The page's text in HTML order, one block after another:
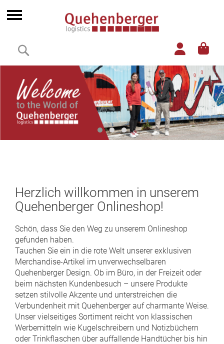
zum
Navigation
Herzlich willkommen in unserem
Quehenberger Onlineshop!
Schön, dass Sie den Weg zu unserem Onlineshop
gefunden haben.
Tauchen Sie ein in die rote Welt unserer exklusiven
Merchandise-Artikel im unverwechselbaren
Quehenberger Design. Ob im Büro, in der Freizeit oder
beim nächsten Kundenbesuch – unsere Produkte
setzen stilvolle Akzente und unterstreichen die
Verbundenheit mit Quehenberger auf charmante Weise.
Unser vielseitiges Sortiment reicht von klassischen
Werbemitteln wie Kugelschreibern und Notizbüchern
oder Trinkflaschen über auffallende Handtücher bis hin